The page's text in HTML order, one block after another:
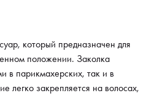
который предназначен для
положении. Заколка
в парикмахерских, так и в
легко закрепляется на волосах,